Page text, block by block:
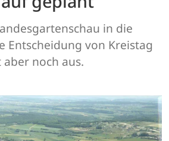
in die
Entscheidung von Kreistag
aber noch aus.